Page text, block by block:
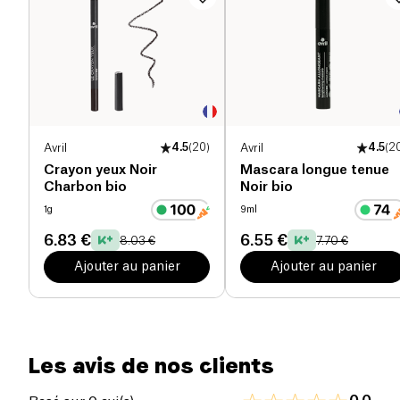
Avril 4.5(20)
Crayon yeux Noir
Charbon bio
1g
6.83 € 8.03 €
Ajouter au panier
Avril 4.5(
Mascara longue tenue
Noir bio
9ml
6.55 € 7.70 €
Ajouter au panier
Les avis de nos clients